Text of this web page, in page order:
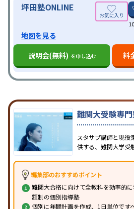
坪田塾ONLINE
地図を見る
説明会(無料) を申し込む 料
難関大受験専
スタサプ講師と現役
供する、難関大学受
編集部のおすすめポイント
難関大合格に向けて全教科を効率的
額制の個別指導塾
個別に年間計画を作成、1日単位です